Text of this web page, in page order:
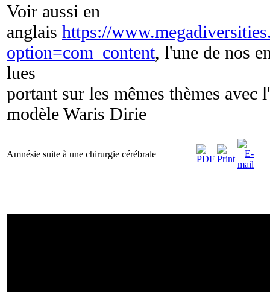
Voir aussi en
anglais https://
option=com_content, l'une de nos
lues
portant sur les mêmes thèmes avec
modèle Waris Dirie
Amnésie suite à une chirurgie cérébrale